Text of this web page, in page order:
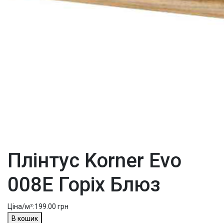
Плінтус Korner Evo
008Е Горіх Блюз
Ціна/м²:199.00 грн
В кошик